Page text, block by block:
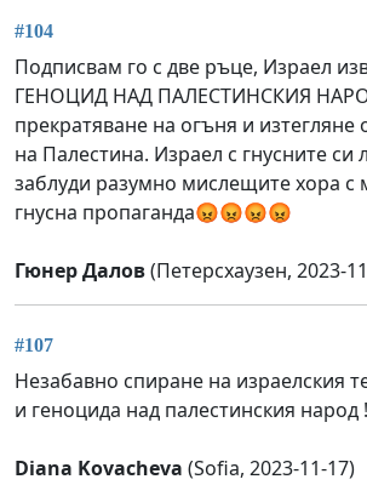
#104
Подписвам го с две ръце, Израел
ГЕНОЦИД НАД ПАЛЕСТИНСКИЯ
прекратяване на огъня и изтегляне
на Палестина. Израел с гнусните
заблуди разумно мислещите хора с
гнусна пропаганда😡😡😡😡
Гюнер Далов(Петерсхаузен, 2023-
#107
Незабавно спиране на израелския
и геноцида над палестинския народ
Diana Kovacheva (Sofia, 2023-11-17)